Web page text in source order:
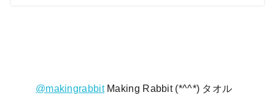
@makingrabbitMaking Rabbit (*^^*) タオル